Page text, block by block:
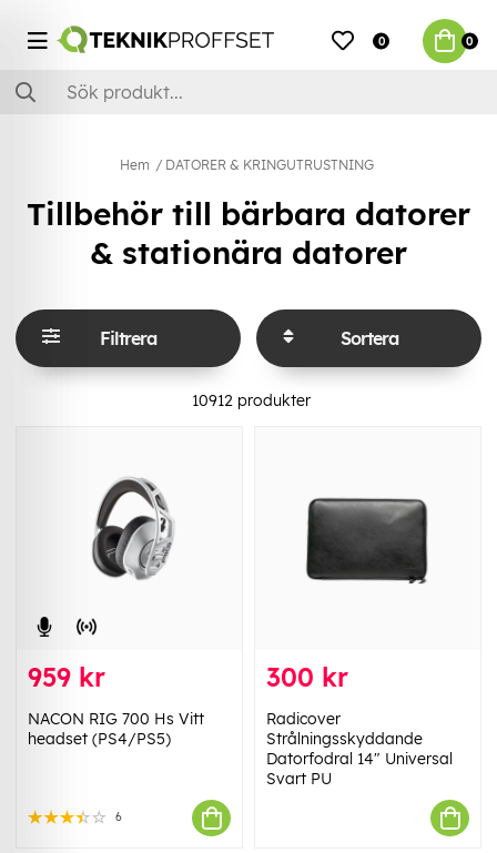
0 0
Hem DATORER & KRINGUTRUSTNING
Tillbehör till bärbara datorer
& stationära datorer
Filtrera Sortera
10912produkter
959 kr
NACON RIG 700 Hs Vitt
headset (PS4/PS5)
6
300 kr
Radicover
Strålningsskyddande
Datorfodral 14" Universal
Svart PU